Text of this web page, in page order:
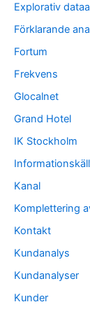
Explorativ
Förklarande
Fortum
Frekvens
Glocalnet
Grand Hotel
IK Stockholm
Kanal
Komplettering
Kontakt
Kundanalys
Kundanalyser
Kunder